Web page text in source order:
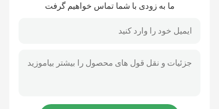
ما به زودی با شما تماس خواهیم گرفت